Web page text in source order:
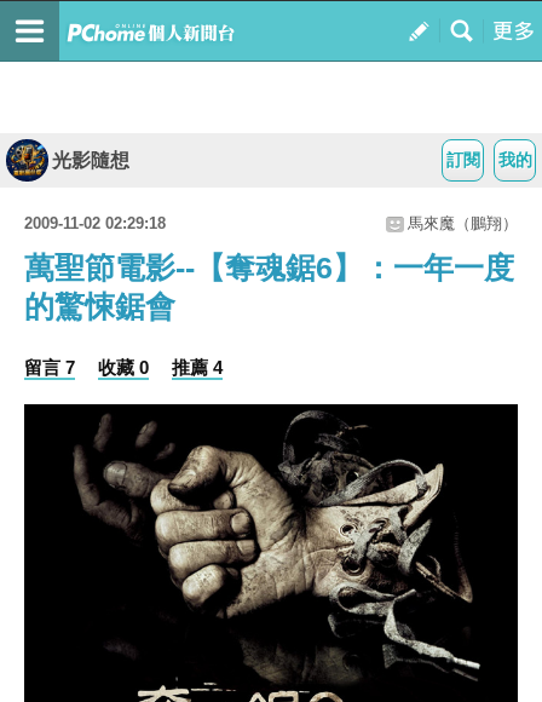
我的
訂閱
光影隨想
2009-11-02 02:29:18 馬來魔（鵬翔）
萬聖節電影--【奪魂鋸6】：一年一度
的驚悚鋸會
留言 7 收藏 0 推薦 4